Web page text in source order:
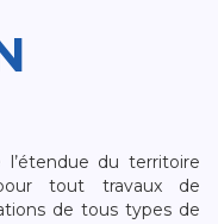
du territoire
tout travaux de
de tous types de